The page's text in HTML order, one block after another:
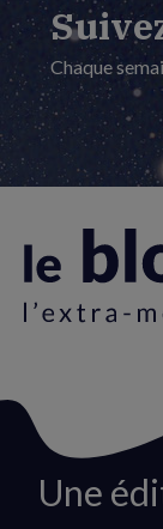
Chaque
Animation
Une